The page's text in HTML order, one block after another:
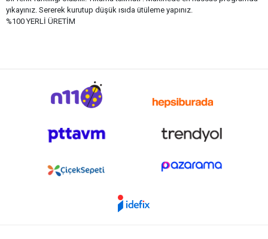
yıkayınız. Sererek kurutup düşük ısıda ütüleme yapınız.
%100 YERLİ ÜRETİM